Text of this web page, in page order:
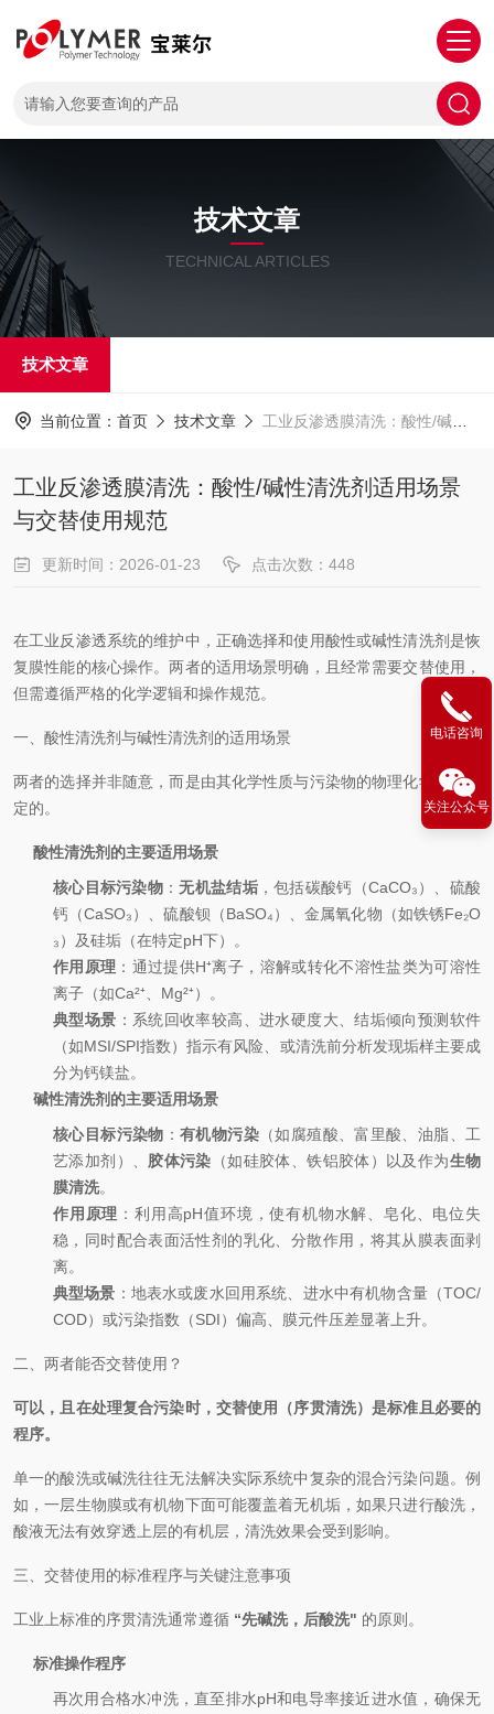
技术文章
TECHNICAL ARTICLES
技术文章
当前位置： 首页 技术文章 工业反渗透膜清洗：酸性/碱性清洗剂适用场景与交替使用规范
工业反渗透膜清洗：酸性/碱性清洗剂适用场景
与交替使用规范
更新时间：2026-01-23 点击次数：448
在工业反渗透系统的维护中，正确选择和使用酸性或碱性清洗剂是恢
复膜性能的核心操作。两者的适用场景明确，且经常需要交替使用，
但需遵循严格的化学逻辑和操作规范。
一、酸性清洗剂与碱性清洗剂的适用场景
两者的选择并非随意，而是由其化学性质与污染物的物理化学结构决
定的。
酸性清洗剂的主要适用场景
核心目标污染物 ：无机盐结垢，包括碳酸钙（CaCO₃）、硫酸
钙（CaSO₃）、硫酸钡（BaSO₄）、金属氧化物（如铁锈Fe₂O
₃）及硅垢（在特定pH下）。
作用原理 ：通过提供H⁺离子，溶解或转化不溶性盐类为可溶性
离子（如Ca²⁺、Mg²⁺）。
典型场景 ：系统回收率较高、进水硬度大、结垢倾向预测软件
（如MSI/SPI指数）指示有风险、或清洗前分析发现垢样主要成
分为钙镁盐。
碱性清洗剂的主要适用场景
核心目标污染物 ：有机物污染 （如腐殖酸、富里酸、油脂、工
艺添加剂）、
胶体污染 （如硅胶体、铁铝胶体）以及作为生物
膜清洗。
作用原理 ：利用高pH值环境，使有机物水解、皂化、电位失
稳，同时配合表面活性剂的乳化、分散作用，将其从膜表面剥
离。
典型场景 ：地表水或废水回用系统、进水中有机物含量（TOC/
COD）或污染指数（SDI）偏高、膜元件压差显著上升。
二、两者能否交替使用？
可以，且在处理复合污染时，交替使用（序贯清洗）是标准且必要的
程序。
单一的酸洗或碱洗往往无法解决实际系统中复杂的混合污染问题。例
如，一层生物膜或有机物下面可能覆盖着无机垢，如果只进行酸洗，
酸液无法有效穿透上层的有机层，清洗效果会受到影响。
三、交替使用的标准程序与关键注意事项
工业上标准的序贯清洗通常遵循 “先碱洗，后酸洗" 的原则。
标准操作程序
再次用合格水冲洗，直至排水pH和电导率接近进水值，确保无
电话咨询
关注公众号